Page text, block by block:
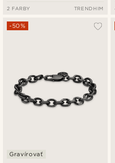
2 FARBY TRENDHIM
-50%
Gravírovať